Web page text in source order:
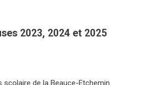
2023, 2024 et 2025
scolaire de la Beauce-Etchemin